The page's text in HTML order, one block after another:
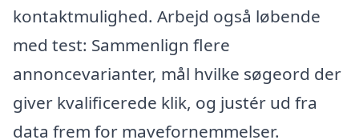
kontaktmulighed. Arbejd også løbende
med test: Sammenlign flere
annoncevarianter, mål hvilke søgeord der
giver kvalificerede klik, og justér ud fra
data frem for mavefornemmelser.